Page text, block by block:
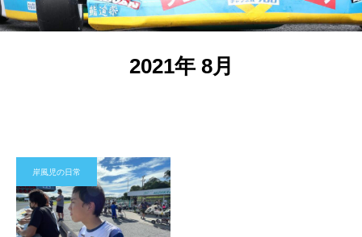
2021年 8月
岸風児の日常